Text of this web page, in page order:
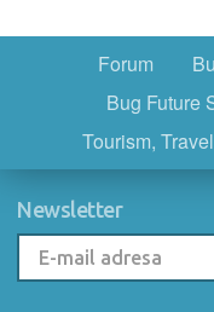
Forum
Bug Future
Tourism,
Newsletter